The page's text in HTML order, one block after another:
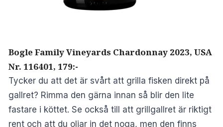
Bogle Family Vineyards Chardonnay 2023, USA
Nr. 116401, 179:-
Tycker du att det är svårt att grilla fisken direkt på
gallret? Rimma den gärna innan så blir den lite
fastare i köttet. Se också till att grillgallret är riktigt
rent och att du oljar in det noga, men den finns